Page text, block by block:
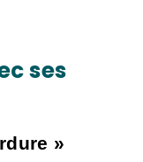
ses
»